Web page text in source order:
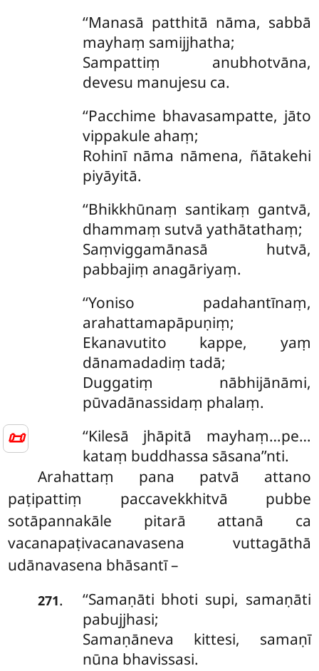
📜
‘‘Manasā patthitā nāma, sabbā
mayhaṃ samijjhatha;
Sampattiṃ anubhotvāna,
devesu manujesu ca.
‘‘Pacchime bhavasampatte, jāto
vippakule ahaṃ;
Rohinī nāma nāmena, ñātakehi
piyāyitā.
‘‘Bhikkhūnaṃ santikaṃ gantvā,
dhammaṃ sutvā yathātathaṃ;
Saṃviggamānasā hutvā,
pabbajiṃ anagāriyaṃ.
‘‘Yoniso padahantīnaṃ,
arahattamapāpuṇiṃ;
Ekanavutito kappe, yaṃ
dānamadadiṃ tadā;
Duggatiṃ nābhijānāmi,
pūvadānassidaṃ phalaṃ.
‘‘Kilesā jhāpitā mayhaṃ…pe…
kataṃ buddhassa sāsana’’nti.
Arahattaṃ pana patvā attano
paṭipattiṃ paccavekkhitvā pubbe
sotāpannakāle pitarā attanā ca
vacanapaṭivacanavasena vuttagāthā
udānavasena bhāsantī –
271. ‘‘Samaṇāti bhoti supi, samaṇāti
pabujjhasi;
Samaṇāneva kittesi, samaṇī
nūna bhavissasi.